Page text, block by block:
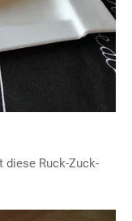
diese Ruck-Zuck-